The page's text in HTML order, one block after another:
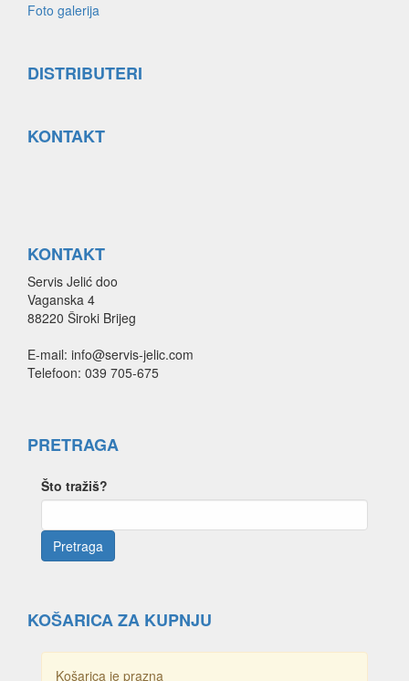
Foto galerija
DISTRIBUTERI
KONTAKT
KONTAKT
Servis Jelić doo
Vaganska 4
88220 Široki Brijeg
E-mail: info@servis-jelic.com
Telefoon: 039 705-675
PRETRAGA
Što tražiš?
KOŠARICA ZA KUPNJU
Košarica je prazna